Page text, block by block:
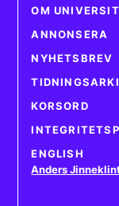
OM
ANNONSERA
NYHETSBREV
KORSORD
ENGLISH
Anders